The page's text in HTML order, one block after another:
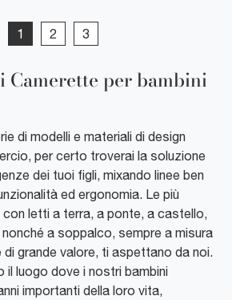
1 2 3
Camerette per bambini
di modelli e materiali di design
per certo troverai la soluzione
dei tuoi figli, mixando linee ben
ed ergonomia. Le più
con letti a terra, a ponte, a castello,
a soppalco, sempre a misura
di grande valore, ti aspettano da noi.
il luogo dove i nostri bambini
importanti della loro vita,